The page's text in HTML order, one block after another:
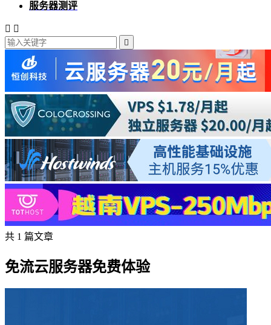
服务器测评
 

共 1 篇文章
免流云服务器免费体验